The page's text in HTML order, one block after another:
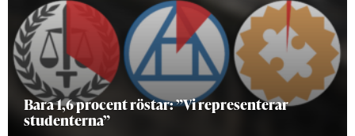
Hur bygger man en Lundakarneval?